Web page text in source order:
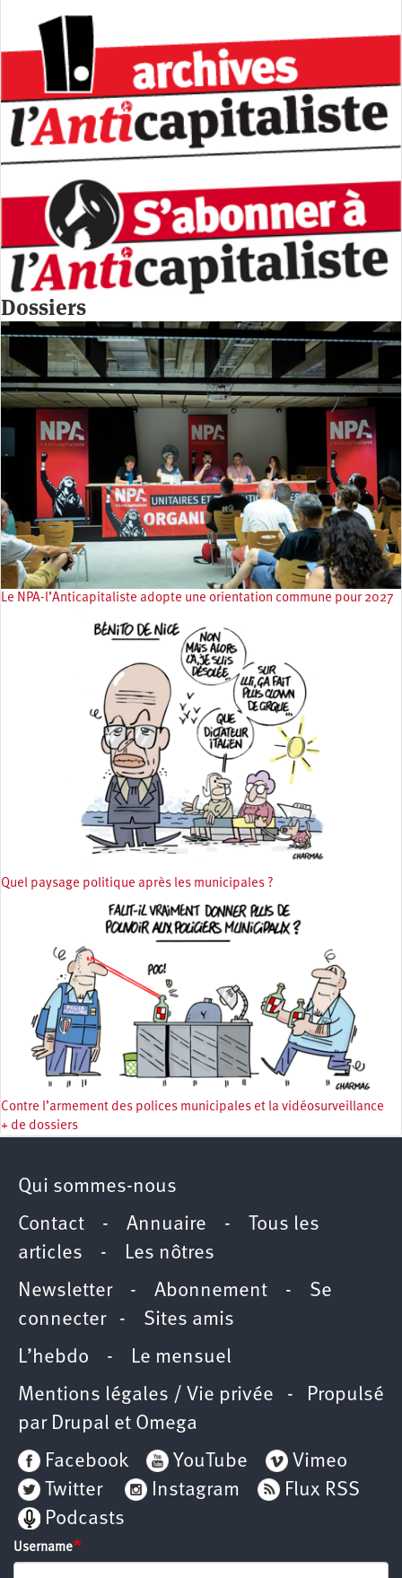
Dossiers
Le NPA-l’Anticapitaliste adopte une orientation commune pour 2027
Quel paysage politique après les municipales ?
Contre l’armement des polices municipales et la vidéosurveillance
+ de dossiers
Qui sommes-nous
Contact - Annuaire -
Tous les
articles -
Les nôtres
Newsletter- Abonnement - Se
connecter- Sites amis
L’hebdo -
Le mensuel
Mentions légales / Vie privée - Propulsé
par Drupal et Omega
Facebook
YouTube
Vimeo
Twitter
Instagram
Flux RSS
Podcasts
Username